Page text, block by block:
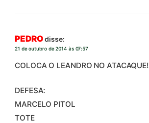
PEDRO disse:
21 de outubro de 2014 às 07:57
COLOCA O LEANDRO NO ATACAQUE!
DEFESA:
MARCELO PITOL
TOTE